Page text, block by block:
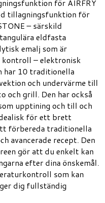
för AIRFRY
tillagningsfunktion för
– särskild
eldfasta
emalj som är
– elektronisk
har 10 traditionella
och undervärme till
och grill. Den har också
upptining och till och
för ett brett
förbereda traditionella
avancerade recept. Den
gör att du enkelt kan
efter dina önskemål.
som kan
dig fullständig